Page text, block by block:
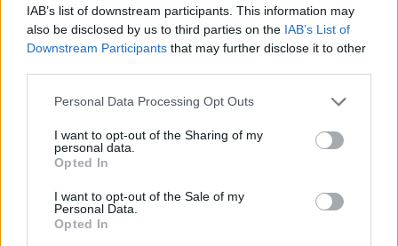
IAB’s list of downstream participants. This information may
also be disclosed by us to third parties on the IAB’s List of
Downstream Participants that may further disclose it to other
Please note that this website/app uses one or more Google
not limited to your visit or usage behaviour. You may click to
grant or deny consent to Google and its third-party tags to
use your data for below specified purposes in below Google
consent section.
Personal Data Processing Opt Outs
I want to opt-out of the Sharing of my
personal data.
Opted In
I want to opt-out of the Sale of my
Personal Data.
Opted In
Monte Pino, la fine di un lungo dolore: storia e
rinascita della strada che segnò la Gallura